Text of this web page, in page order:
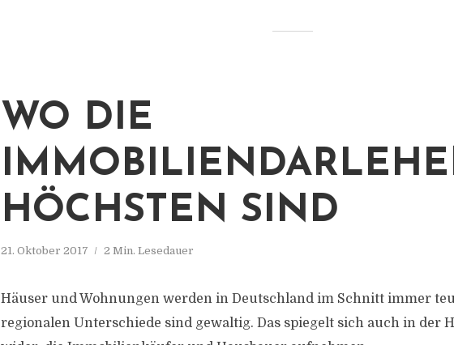
WO DIE
HÖCHSTEN SIND
21. Oktober 2017 2 Min. Lesedauer
Häuser und Wohnungen werden in Deutschland im Schnitt immer
regionalen Unterschiede sind gewaltig. Das spiegelt sich auch in der